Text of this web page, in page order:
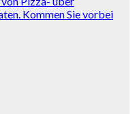
Kommen Sie vorbei